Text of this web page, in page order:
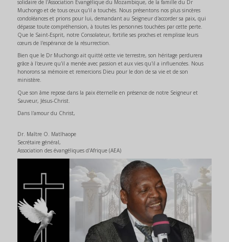
solidaire de l'Association Évangélique du Mozambique, de la famille du Dr
Muchongo et de tous ceux qu'il a touchés. Nous présentons nos plus sincères
condoléances et prions pour lui, demandant au Seigneur d'accorder sa paix, qui
dépasse toute compréhension, à toutes les personnes touchées par cette perte.
Que le Saint-Esprit, notre Consolateur, fortifie ses proches et remplisse leurs
cœurs de l'espérance de la résurrection.
Bien que le Dr Muchongo ait quitté cette vie terrestre, son héritage perdurera
grâce à l'œuvre qu'il a menée avec passion et aux vies qu'il a influencées. Nous
honorons sa mémoire et remercions Dieu pour le don de sa vie et de son
ministère.
Que son âme repose dans la paix éternelle en présence de notre Seigneur et
Sauveur, Jésus-Christ.
Dans l'amour du Christ,
Dr. Maître O. Matlhaope
Secrétaire général,
Association des évangéliques d'Afrique (AEA)